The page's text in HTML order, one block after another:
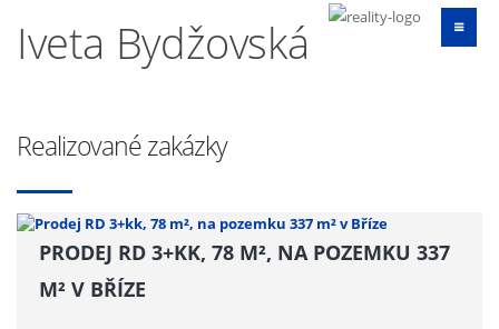
Iveta Bydžovská
Realizované zakázky
PRODEJ RD 3+KK, 78 M², NA POZEMKU 337
M² V BŘÍZE